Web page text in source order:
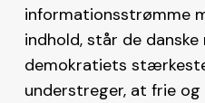
informationsstrømme
indhold, står de
demokratiets
understreger, at frie